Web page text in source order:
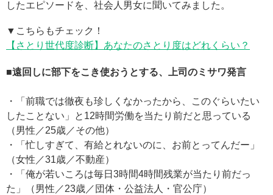
したエピソードを、社会人男女に聞いてみました。
▼こちらもチェック！
【さとり世代度診断】あなたのさとり度はどれくらい？
■遠回しに部下をこき使おうとする、上司のミサワ発言
・「前職では徹夜も珍しくなかったから、このぐらいたい
したことない」と12時間労働を当たり前だと思っている
（男性／25歳／その他）
・「忙しすぎて、有給とれないのに、お前とってんだー」
（女性／31歳／不動産）
・「俺が若いころは毎日3時間4時間残業が当たり前だっ
た」（男性／23歳／団体・公益法人・官公庁）